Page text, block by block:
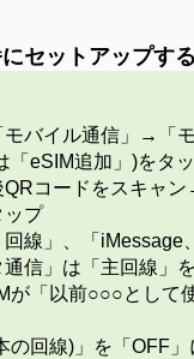
セットアップする
バイル通信」→「
「eSIM追加」)をタ
QRコードをスキャ
ップ
線」、「 iMessage
通信」は「主回線」
が「以前○○○として
の回線)」を「OFF